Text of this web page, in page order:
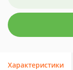
Характеристики